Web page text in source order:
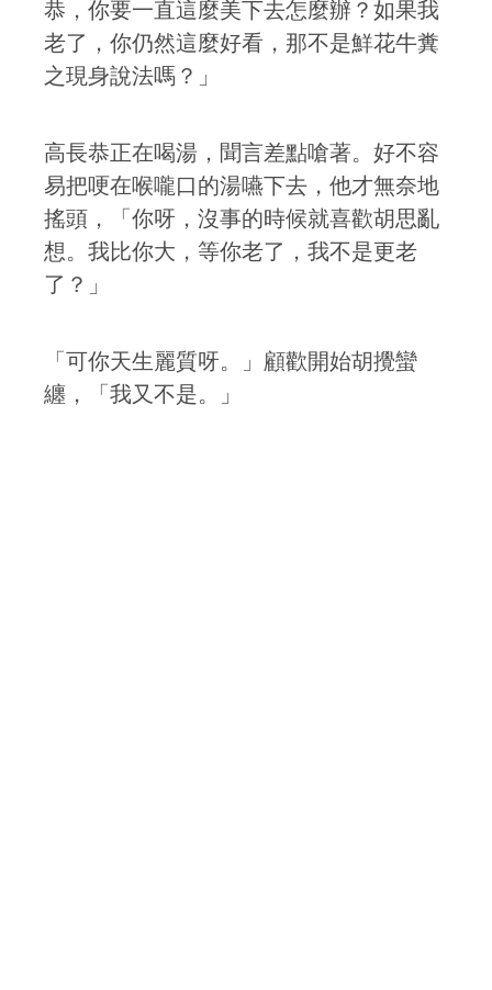
恭，你要一直這麼美下去怎麼辦？如果我
老了，你仍然這麼好看，那不是鮮花牛糞
之現身說法嗎？」
高長恭正在喝湯，聞言差點嗆著。好不容
易把哽在喉嚨口的湯嚥下去，他才無奈地
搖頭，「你呀，沒事的時候就喜歡胡思亂
想。我比你大，等你老了，我不是更老
了？」
「可你天生麗質呀。」顧歡開始胡攪蠻
纏，「我又不是。」